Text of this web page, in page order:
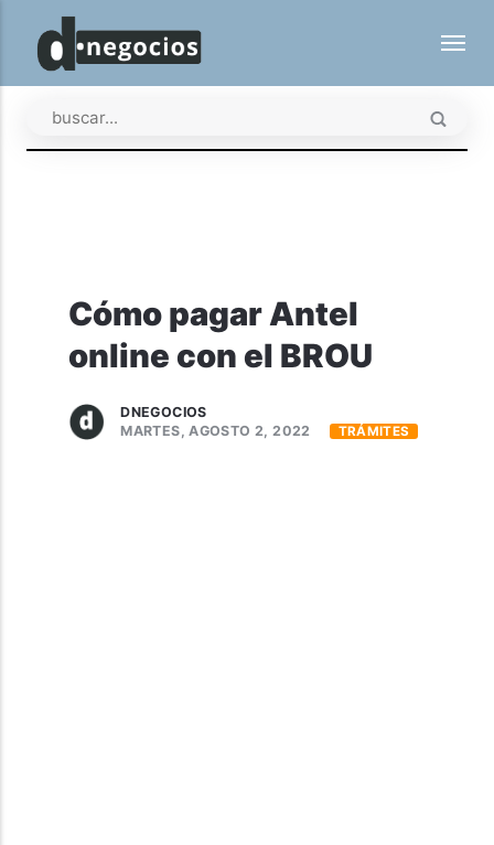
Cómo pagar Antel
online con el BROU
DNEGOCIOS
MARTES, AGOSTO 2, 2022
TRÁMITES